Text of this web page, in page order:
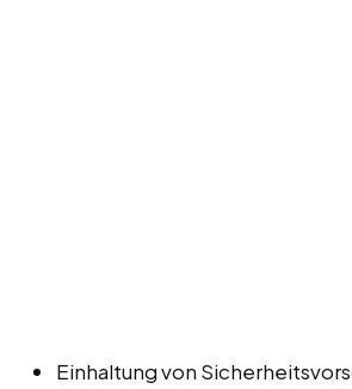
Einhaltung von